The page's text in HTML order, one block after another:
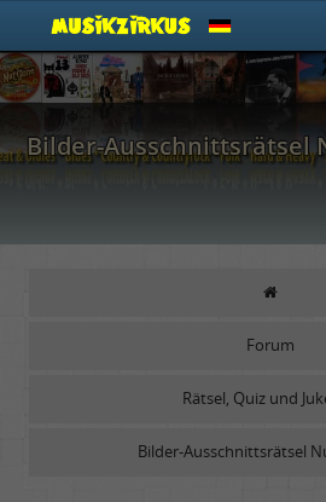
Bilder-Ausschnittsrätsel
Forum
Rätsel, Quiz und
Bilder-Ausschnittsrätsel